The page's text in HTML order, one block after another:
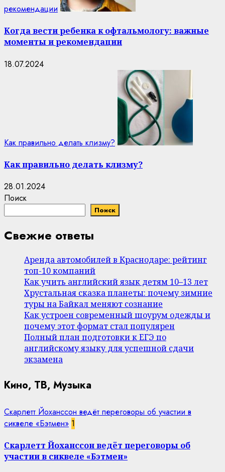
рекомендации
Когда вести ребенка к офтальмологу: важные
моменты и рекомендации
18.07.2024
Как правильно делать клизму?
Как правильно делать клизму?
28.01.2024
Поиск
Поиск
Свежие ответы
Аренда автомобилей в Краснодаре: рейтинг
топ-10 компаний
Как учить английский язык детям 10–13 лет
Хрустальная сказка планеты: почему зимние
туры на Байкал меняют сознание
Как устроен современный шоурум одежды и
почему этот формат стал популярен
Полный план подготовки к ЕГЭ по
английскому языку для успешной сдачи
экзамена
Кино, ТВ, Музыка
Скарлетт Йоханссон ведёт переговоры об участии в
сиквеле «Бэтмен» 1
Скарлетт Йоханссон ведёт переговоры об
участии в сиквеле «Бэтмен»